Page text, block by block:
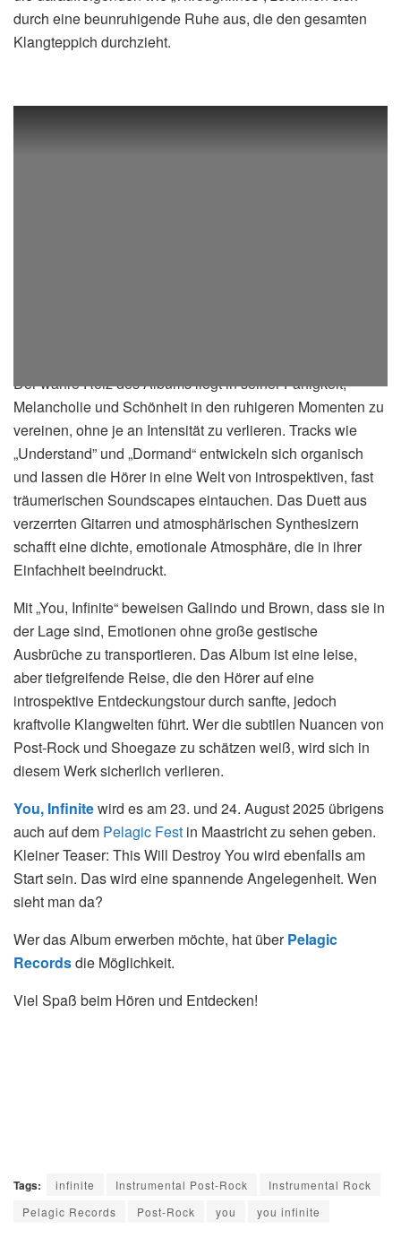
durch eine beunruhigende Ruhe aus, die den gesamten
Klangteppich durchzieht.
Der wahre Reiz des Albums liegt in seiner Fähigkeit,
Melancholie und Schönheit in den ruhigeren Momenten zu
vereinen, ohne je an Intensität zu verlieren. Tracks wie
„Understand” und „Dormand“ entwickeln sich organisch
und lassen die Hörer in eine Welt von introspektiven, fast
träumerischen Soundscapes eintauchen. Das Duett aus
verzerrten Gitarren und atmosphärischen Synthesizern
schafft eine dichte, emotionale Atmosphäre, die in ihrer
Einfachheit beeindruckt.
Mit „You, Infinite“ beweisen Galindo und Brown, dass sie in
der Lage sind, Emotionen ohne große gestische
Ausbrüche zu transportieren. Das Album ist eine leise,
aber tiefgreifende Reise, die den Hörer auf eine
introspektive Entdeckungstour durch sanfte, jedoch
kraftvolle Klangwelten führt. Wer die subtilen Nuancen von
Post-Rock und Shoegaze zu schätzen weiß, wird sich in
diesem Werk sicherlich verlieren.
You, Infinitewird es am 23. und 24. August 2025 übrigens
auch auf dem Pelagic Fest in Maastricht zu sehen geben.
Kleiner Teaser: This Will Destroy You wird ebenfalls am
Start sein. Das wird eine spannende Angelegenheit. Wen
sieht man da?
Wer das Album erwerben möchte, hat überPelagic
Recordsdie Möglichkeit.
Viel Spaß beim Hören und Entdecken!
Tags: infinite Instrumental Post-Rock
Instrumental Rock
Pelagic Records
Post-Rock you you infinite